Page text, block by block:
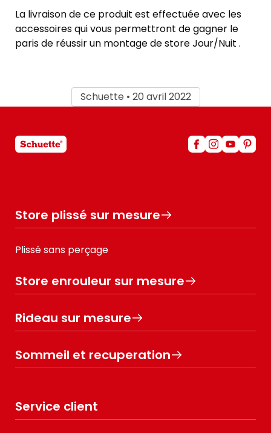
La livraison de ce produit est effectuée avec les
accessoires qui vous permettront de gagner le
paris de réussir un montage de store Jour/Nuit .
Schuette • 20 avril 2022
Store plissé sur mesure
Plissé sans perçage
Store enrouleur sur mesure
Rideau sur mesure
Sommeil et recuperation
Service client